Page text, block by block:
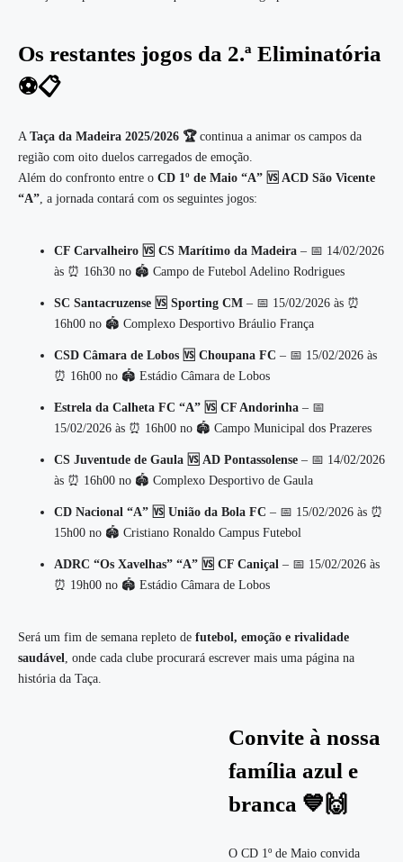
Os restantes jogos da 2.ª Eliminatória
⚽📋
A Taça da Madeira 2025/2026 🏆continua a animar os campos da
região com oito duelos carregados de emoção.
Além do confronto entre o CD 1º de Maio “A” 🆚 ACD São Vicente
“A”, a jornada contará com os seguintes jogos:
CF Carvalheiro 🆚 CS Marítimo da Madeira – 📅 14/02/2026
às ⏰ 16h30 no 🏟️ Campo de Futebol Adelino Rodrigues
SC Santacruzense 🆚 Sporting CM – 📅 15/02/2026 às ⏰
16h00 no 🏟️ Complexo Desportivo Bráulio França
CSD Câmara de Lobos 🆚 Choupana FC – 📅 15/02/2026 às
⏰ 16h00 no 🏟️ Estádio Câmara de Lobos
Estrela da Calheta FC “A” 🆚 CF Andorinha – 📅
15/02/2026 às ⏰ 16h00 no 🏟️ Campo Municipal dos Prazeres
CS Juventude de Gaula 🆚 AD Pontassolense – 📅 14/02/2026
às ⏰ 16h00 no 🏟️ Complexo Desportivo de Gaula
CD Nacional “A” 🆚 União da Bola FC – 📅 15/02/2026 às ⏰
15h00 no 🏟️ Cristiano Ronaldo Campus Futebol
ADRC “Os Xavelhas” “A” 🆚 CF Caniçal – 📅 15/02/2026 às
⏰ 19h00 no 🏟️ Estádio Câmara de Lobos
Será um fim de semana repleto de futebol, emoção e rivalidade
saudável, onde cada clube procurará escrever mais uma página na
história da Taça.
Convite à nossa
família azul e
branca 💙🙌
O CD 1º de Maio convida